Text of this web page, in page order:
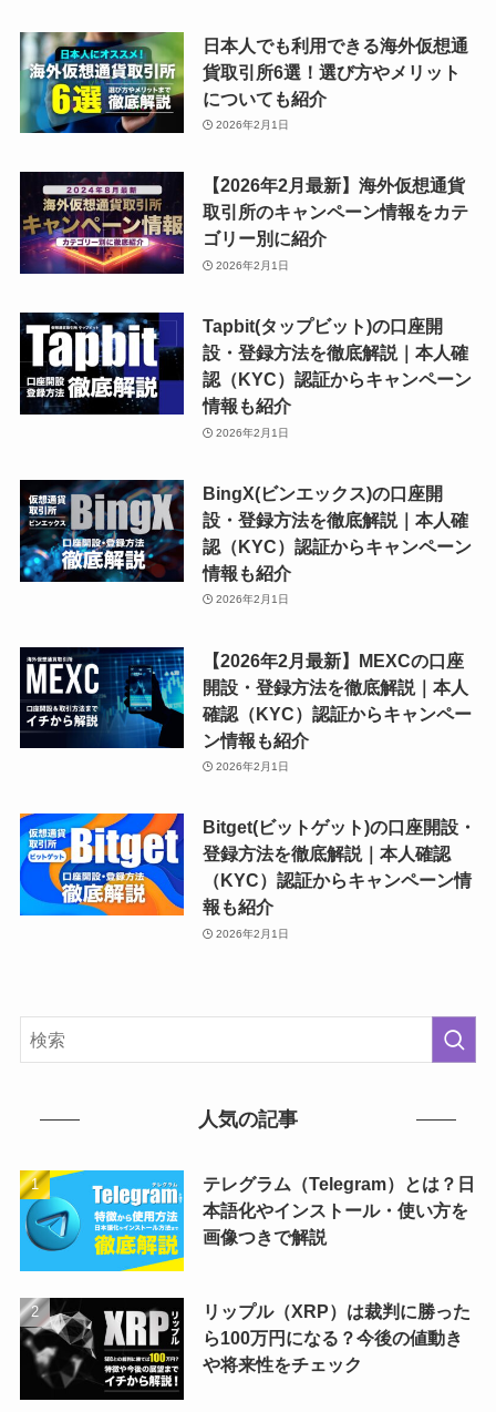
日本人でも利用できる海外仮想通
貨取引所6選！選び方やメリット
についても紹介
2026年2月1日
【2026年2月最新】海外仮想通貨
取引所のキャンペーン情報をカテ
ゴリー別に紹介
2026年2月1日
Tapbit(タップビット)の口座開
設・登録方法を徹底解説｜本人確
認（KYC）認証からキャンペーン
情報も紹介
2026年2月1日
BingX(ビンエックス)の口座開
設・登録方法を徹底解説｜本人確
認（KYC）認証からキャンペーン
情報も紹介
2026年2月1日
【2026年2月最新】MEXCの口座
開設・登録方法を徹底解説｜本人
確認（KYC）認証からキャンペー
ン情報も紹介
2026年2月1日
Bitget(ビットゲット)の口座開設・
登録方法を徹底解説｜本人確認
（KYC）認証からキャンペーン情
報も紹介
2026年2月1日
人気の記事
テレグラム（Telegram）とは？日
本語化やインストール・使い方を
画像つきで解説
リップル（XRP）は裁判に勝った
ら100万円になる？今後の値動き
や将来性をチェック